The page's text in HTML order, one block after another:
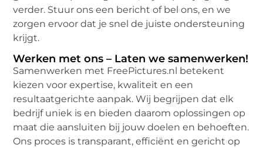
verder. Stuur ons een bericht of bel ons, en we
zorgen ervoor dat je snel de juiste ondersteuning
krijgt.
Werken met ons – Laten we samenwerken!
Samenwerken met FreePictures.nl betekent
kiezen voor expertise, kwaliteit en een
resultaatgerichte aanpak. Wij begrijpen dat elk
bedrijf uniek is en bieden daarom oplossingen op
maat die aansluiten bij jouw doelen en behoeften.
Ons proces is transparant, efficiënt en gericht op